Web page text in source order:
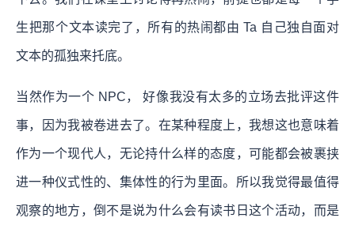
生把那个文本读完了，所有的热闹都由 Ta 自己独自面对
文本的孤独来托底。
当然作为一个 NPC， 好像我没有太多的立场去批评这件
事，因为我被卷进去了。在某种程度上，我想这也意味着
作为一个现代人，无论持什么样的态度，可能都会被裹挟
进一种仪式性的、集体性的行为里面。所以我觉得最值得
观察的地方，倒不是说为什么会有读书日这个活动，而是